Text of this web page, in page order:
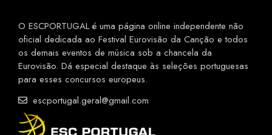
O ESCPORTUGAL é uma página online independente não
oficial dedicada ao Festival Eurovisão da Canção e todos
os demais eventos de música sob a chancela da
Eurovisão. Dá especial destaque às seleções portuguesas
para esses concursos europeus.
escportugal.geral@gmail.com